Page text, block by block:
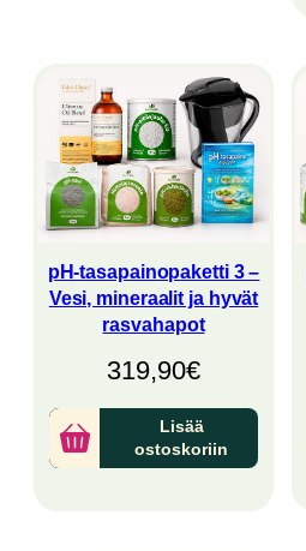
pH-tasapainopaketti 3 –
Vesi, mineraalit ja hyvät
rasvahapot
319,90€
Lisää
ostoskoriin